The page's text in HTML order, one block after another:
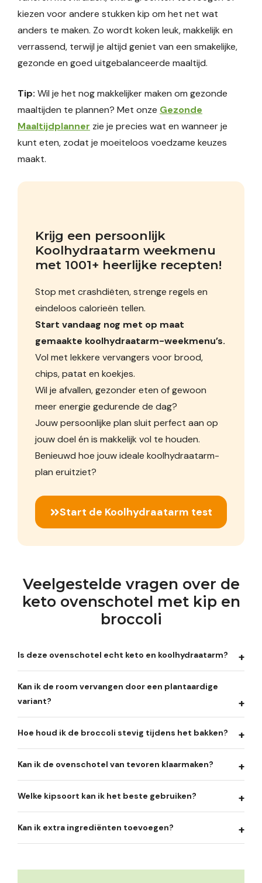
kiezen voor andere stukken kip om het net wat
anders te maken. Zo wordt koken leuk, makkelijk en
verrassend, terwijl je altijd geniet van een smakelijke,
gezonde en goed uitgebalanceerde maaltijd.
Tip: Wil je het nog makkelijker maken om gezonde
maaltijden te plannen? Met onze Gezonde
Maaltijdplanner zie je precies wat en wanneer je
kunt eten, zodat je moeiteloos voedzame keuzes
maakt.
Krijg een persoonlijk
Koolhydraatarm weekmenu
met 1001+ heerlijke recepten!
Stop met crashdiëten, strenge regels en
eindeloos calorieën tellen.
Start vandaag nog met op maat
gemaakte koolhydraatarm-weekmenu’s.
Vol met lekkere vervangers voor brood,
chips, patat en koekjes.
Wil je afvallen, gezonder eten of gewoon
meer energie gedurende de dag?
Jouw persoonlijke plan sluit perfect aan op
jouw doel én is makkelijk vol te houden.
Benieuwd hoe jouw ideale koolhydraatarm-
plan eruitziet?
Start de Koolhydraatarm test
Veelgestelde vragen over de
keto ovenschotel met kip en
broccoli
Is deze ovenschotel echt keto en koolhydraatarm?
Kan ik de room vervangen door een plantaardige
variant?
Hoe houd ik de broccoli stevig tijdens het bakken?
Kan ik de ovenschotel van tevoren klaarmaken?
Welke kipsoort kan ik het beste gebruiken?
Kan ik extra ingrediënten toevoegen?